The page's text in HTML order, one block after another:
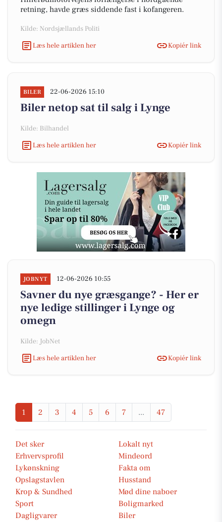
retning, havde græs siddende fast i kofangeren.
Kilde: Nordsjællands Politi
Læs hele artiklen her
Kopiér link
BILER 22-06-2026 15:10
Biler netop sat til salg i Lynge
Kilde: Bilhandel
Læs hele artiklen her
Kopiér link
JOBNYT 12-06-2026 10:55
Savner du nye græsgange? - Her er
nye ledige stillinger i Lynge og
omegn
Kilde: JobNet
Læs hele artiklen her
Kopiér link
1 2 3 4 5 6 7 ... 47
Det sker
Lokalt nyt
Erhvervsprofil
Mindeord
Lykønskning
Fakta om
Opslagstavlen
Husstand
Krop & Sundhed
Mød dine naboer
Sport
Boligmarked
Dagligvarer
Biler